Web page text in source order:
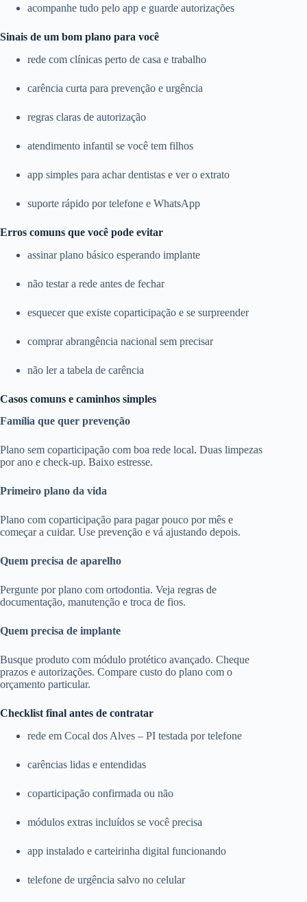
acompanhe tudo pelo app e guarde autorizações
Sinais de um bom plano para você
rede com clínicas perto de casa e trabalho
carência curta para prevenção e urgência
regras claras de autorização
atendimento infantil se você tem filhos
app simples para achar dentistas e ver o extrato
suporte rápido por telefone e WhatsApp
Erros comuns que você pode evitar
assinar plano básico esperando implante
não testar a rede antes de fechar
esquecer que existe coparticipação e se surpreender
comprar abrangência nacional sem precisar
não ler a tabela de carência
Casos comuns e caminhos simples
Família que quer prevenção
Plano sem coparticipação com boa rede local. Duas limpezas
por ano e check-up. Baixo estresse.
Primeiro plano da vida
Plano com coparticipação para pagar pouco por mês e
começar a cuidar. Use prevenção e vá ajustando depois.
Quem precisa de aparelho
Pergunte por plano com ortodontia. Veja regras de
documentação, manutenção e troca de fios.
Quem precisa de implante
Busque produto com módulo protético avançado. Cheque
prazos e autorizações. Compare custo do plano com o
orçamento particular.
Checklist final antes de contratar
rede em Cocal dos Alves – PI testada por telefone
carências lidas e entendidas
coparticipação confirmada ou não
módulos extras incluídos se você precisa
app instalado e carteirinha digital funcionando
telefone de urgência salvo no celular